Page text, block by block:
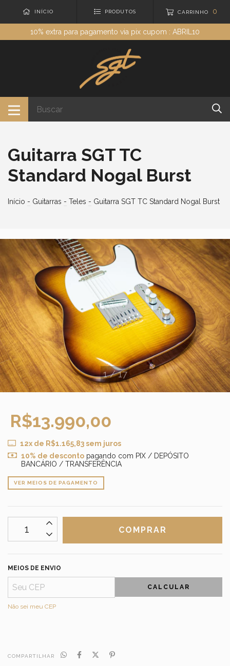
INÍCIO PRODUTOS CARRINHO 0
10% extra para pagamento via pix cupom : ABRIL10
Guitarra SGT TC
Standard Nogal Burst
Início - Guitarras - Teles - Guitarra SGT TC Standard Nogal Burst
1/17
R$13.990,00
12x de R$1.165,83sem juros
10% de descontopagando com PIX / DEPÓSITO
BANCÁRIO / TRANSFERÊNCIA
VER MEIOS DE PAGAMENTO
MEIOS DE ENVIO
CALCULAR
Não sei meu CEP
COMPARTILHAR